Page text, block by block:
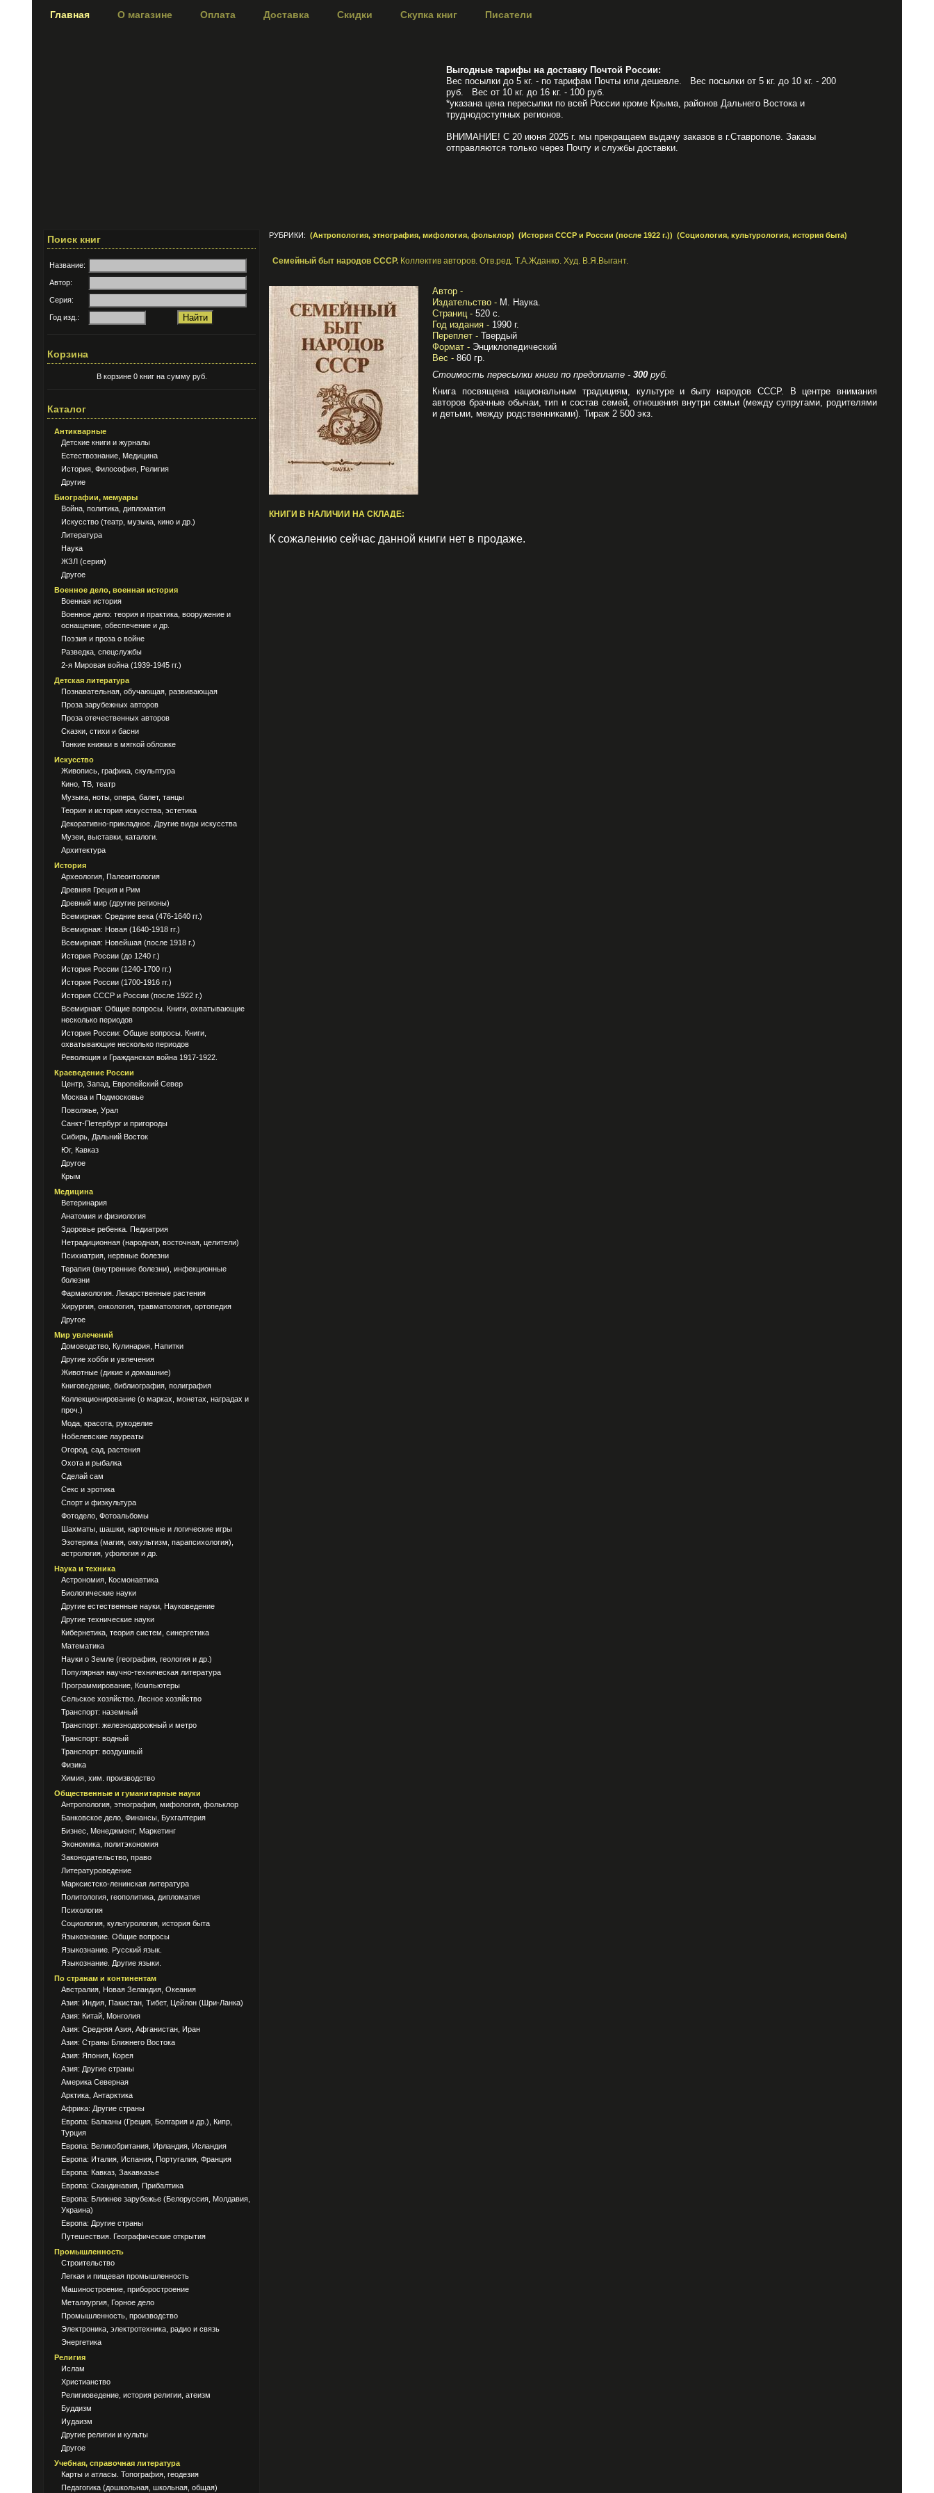
Главная О магазине Оплата Доставка Скидки Скупка книг Писатели
Выгодные тарифы на доставку Почтой России:
Вес посылки до 5 кг. - по тарифам Почты или дешевле. Вес посылки от 5 кг. до 10 кг. - 200
руб. Вес от 10 кг. до 16 кг. - 100 руб.
*указана цена пересылки по всей России кроме Крыма, районов Дальнего Востока и
труднодоступных регионов.
ВНИМАНИЕ! С 20 июня 2025 г. мы прекращаем выдачу заказов в г.Ставрополе. Заказы
отправляются только через Почту и службы доставки.
Поиск книг
Название:
Автор:
Серия:
Год изд.:
Корзина
В корзине 0 книг на сумму руб.
Каталог
Антикварные
Детские книги и журналы
Естествознание, Медицина
История, Философия, Религия
Другие
Биографии, мемуары
Война, политика, дипломатия
Искусство (театр, музыка, кино и др.)
Литература
Наука
ЖЗЛ (серия)
Другое
Военное дело, военная история
Военная история
Военное дело: теория и практика, вооружение и
оснащение, обеспечение и др.
Поэзия и проза о войне
Разведка, спецслужбы
2-я Мировая война (1939-1945 гг.)
Детская литература
Познавательная, обучающая, развивающая
Проза зарубежных авторов
Проза отечественных авторов
Сказки, стихи и басни
Тонкие книжки в мягкой обложке
Искусство
Живопись, графика, скульптура
Кино, ТВ, театр
Музыка, ноты, опера, балет, танцы
Теория и история искусства, эстетика
Декоративно-прикладное. Другие виды искусства
Музеи, выставки, каталоги.
Архитектура
История
Археология, Палеонтология
Древняя Греция и Рим
Древний мир (другие регионы)
Всемирная: Средние века (476-1640 гг.)
Всемирная: Новая (1640-1918 гг.)
Всемирная: Новейшая (после 1918 г.)
История России (до 1240 г.)
История России (1240-1700 гг.)
История России (1700-1916 гг.)
История СССР и России (после 1922 г.)
Всемирная: Общие вопросы. Книги, охватывающие
несколько периодов
История России: Общие вопросы. Книги,
охватывающие несколько периодов
Революция и Гражданская война 1917-1922.
Краеведение России
Центр, Запад, Европейский Север
Москва и Подмосковье
Поволжье, Урал
Санкт-Петербург и пригороды
Сибирь, Дальний Восток
Юг, Кавказ
Другое
Крым
Медицина
Ветеринария
Анатомия и физиология
Здоровье ребенка. Педиатрия
Нетрадиционная (народная, восточная, целители)
Психиатрия, нервные болезни
Терапия (внутренние болезни), инфекционные
болезни
Фармакология. Лекарственные растения
Хирургия, онкология, травматология, ортопедия
Другое
Мир увлечений
Домоводство, Кулинария, Напитки
Другие хобби и увлечения
Животные (дикие и домашние)
Книговедение, библиография, полиграфия
Коллекционирование (о марках, монетах, наградах и
проч.)
Мода, красота, рукоделие
Нобелевские лауреаты
Огород, сад, растения
Охота и рыбалка
Сделай сам
Секс и эротика
Спорт и физкультура
Фотодело, Фотоальбомы
Шахматы, шашки, карточные и логические игры
Эзотерика (магия, оккультизм, парапсихология),
астрология, уфология и др.
Наука и техника
Астрономия, Космонавтика
Биологические науки
Другие естественные науки, Науковедение
Другие технические науки
Кибернетика, теория систем, синергетика
Математика
Науки о Земле (география, геология и др.)
Популярная научно-техническая литература
Программирование, Компьютеры
Сельское хозяйство. Лесное хозяйство
Транспорт: наземный
Транспорт: железнодорожный и метро
Транспорт: водный
Транспорт: воздушный
Физика
Химия, хим. производство
Общественные и гуманитарные науки
Антропология, этнография, мифология, фольклор
Банковское дело, Финансы, Бухгалтерия
Бизнес, Менеджмент, Маркетинг
Экономика, политэкономия
Законодательство, право
Литературоведение
Марксистско-ленинская литература
Политология, геополитика, дипломатия
Психология
Социология, культурология, история быта
Языкознание. Общие вопросы
Языкознание. Русский язык.
Языкознание. Другие языки.
По странам и континентам
Австралия, Новая Зеландия, Океания
Азия: Индия, Пакистан, Тибет, Цейлон (Шри-Ланка)
Азия: Китай, Монголия
Азия: Средняя Азия, Афганистан, Иран
Азия: Страны Ближнего Востока
Азия: Япония, Корея
Азия: Другие страны
Америка Северная
Арктика, Антарктика
Африка: Другие страны
Европа: Балканы (Греция, Болгария и др.), Кипр,
Турция
Европа: Великобритания, Ирландия, Исландия
Европа: Италия, Испания, Португалия, Франция
Европа: Кавказ, Закавказье
Европа: Скандинавия, Прибалтика
Европа: Ближнее зарубежье (Белоруссия, Молдавия,
Украина)
Европа: Другие страны
Путешествия. Географические открытия
Промышленность
Строительство
Легкая и пищевая промышленность
Машиностроение, приборостроение
Металлургия, Горное дело
Промышленность, производство
Электроника, электротехника, радио и связь
Энергетика
Религия
Ислам
Христианство
Религиоведение, история религии, атеизм
Буддизм
Иудаизм
Другие религии и культы
Другое
Учебная, справочная литература
Карты и атласы. Топография, геодезия
Педагогика (дошкольная, школьная, общая)
РУБРИКИ: (Антропология, этнография, мифология, фольклор) (История СССР и России (после 1922 г.)) (Социология, культурология, история быта)
Семейный быт народов СССР. Коллектив авторов. Отв.ред. Т.А.Жданко. Худ. В.Я.Выгант.
Автор -
Издательство - М. Наука.
Страниц - 520 с.
Год издания - 1990 г.
Переплет - Твердый
Формат - Энциклопедический
Вес - 860 гр.
Стоимость пересылки книги по предоплате - 300 руб.
Книга посвящена национальным традициям, культуре и быту народов СССР. В центре внимания
авторов брачные обычаи, тип и состав семей, отношения внутри семьи (между супругами, родителями
и детьми, между родственниками). Тираж 2 500 экз.
КНИГИ В НАЛИЧИИ НА СКЛАДЕ:
К сожалению сейчас данной книги нет в продаже.